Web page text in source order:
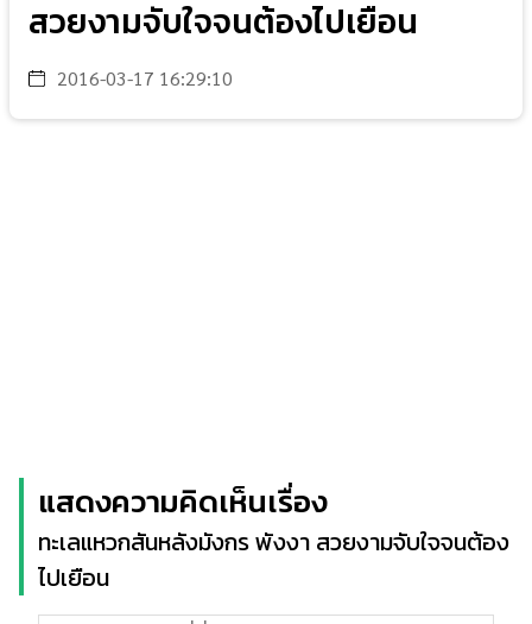
สวยงามจับใจจนต้องไปเยือน
2016-03-17 16:29:10
แสดงความคิดเห็นเรื่อง
ทะเลแหวกสันหลังมังกร พังงา สวยงามจับใจจนต้อง
ไปเยือน